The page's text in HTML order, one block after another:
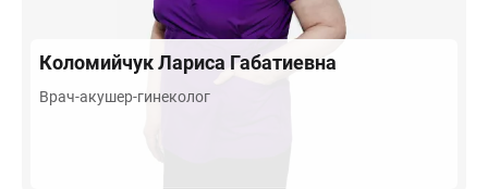
КоломийчукЛариса Габатиевна
Врач-акушер-гинеколог